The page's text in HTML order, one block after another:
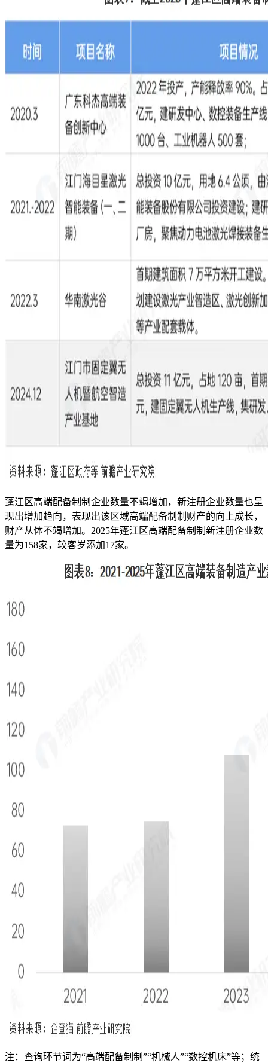
蓬江区高端配备制制企业数量不竭增加，新注册企业数量也呈
现出增加趋向，表现出该区域高端配备制制财产的向上成长，
财产从体不竭增加。2025年蓬江区高端配备制制新注册企业数
量为158家，较客岁添加17家。
注：查询环节词为“高端配备制制”“机械人”“数控机床”等；统